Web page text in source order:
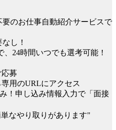
要のお仕事自動紹介サービスで
し！
24時間いつでも選考可能！
応募
専用のURLにアクセス
！申し込み情報入力で「面接
なやり取りがあります"